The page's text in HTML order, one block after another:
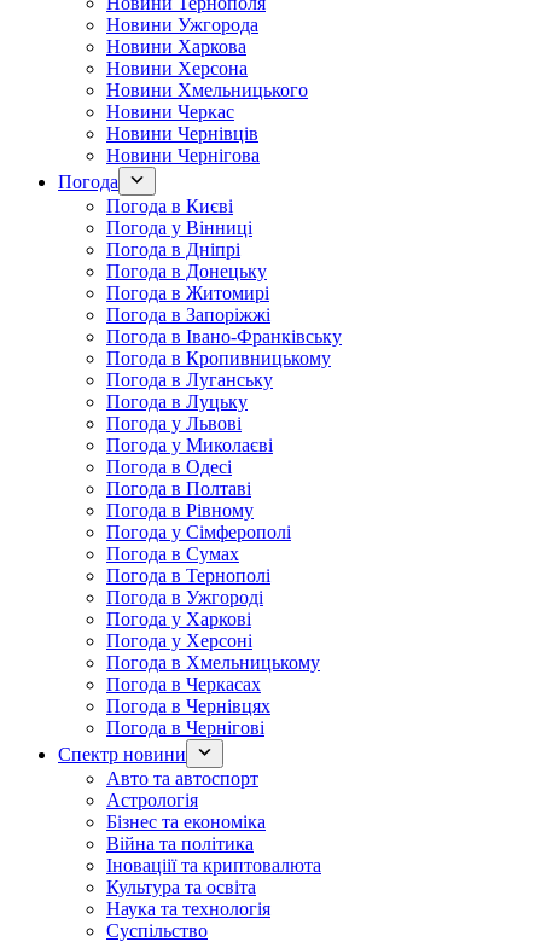
Новини Ужгорода
Новини Харкова
Новини Херсона
Новини Хмельницького
Новини Черкас
Новини Чернівців
Новини Чернігова
Погода
Погода в Києві
Погода у Вінниці
Погода в Дніпрі
Погода в Донецьку
Погода в Житомирі
Погода в Запоріжжі
Погода в Івано-Франківську
Погода в Кропивницькому
Погода в Луганську
Погода в Луцьку
Погода у Львові
Погода у Миколаєві
Погода в Одесі
Погода в Полтаві
Погода в Рівному
Погода у Сімферополі
Погода в Сумах
Погода в Тернополі
Погода в Ужгороді
Погода у Харкові
Погода у Херсоні
Погода в Хмельницькому
Погода в Черкасах
Погода в Чернівцях
Погода в Чернігові
Спектр новини
Авто та автоспорт
Астрологія
Бізнес та економіка
Війна та політика
Іноваціії та криптовалюта
Культура та освіта
Наука та технологія
Суспільство